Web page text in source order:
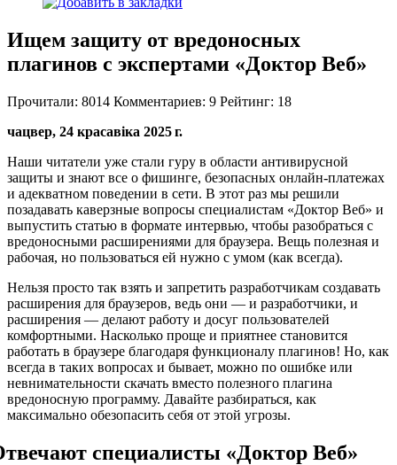
Ищем защиту от вредоносных
плагинов с экспертами «Доктор Веб»
Прочитали: 8014 Комментариев: 9 Рейтинг: 18
чацвер, 24 красавіка 2025 г.
Наши читатели уже стали гуру в области антивирусной
защиты и знают все о фишинге, безопасных онлайн-платежах
и адекватном поведении в сети. В этот раз мы решили
позадавать каверзные вопросы специалистам «Доктор Веб» и
выпустить статью в формате интервью, чтобы разобраться с
вредоносными расширениями для браузера. Вещь полезная и
рабочая, но пользоваться ей нужно с умом (как всегда).
Нельзя просто так взять и запретить разработчикам создавать
расширения для браузеров, ведь они — и разработчики, и
расширения — делают работу и досуг пользователей
комфортными. Насколько проще и приятнее становится
работать в браузере благодаря функционалу плагинов! Но, как
всегда в таких вопросах и бывает, можно по ошибке или
невнимательности скачать вместо полезного плагина
вредоносную программу. Давайте разбираться, как
максимально обезопасить себя от этой угрозы.
специалисты «Доктор Веб»